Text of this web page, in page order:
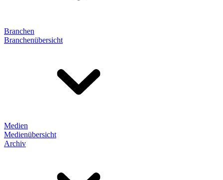
Branchen
Branchenübersicht
Medien
Medienübersicht
Archiv